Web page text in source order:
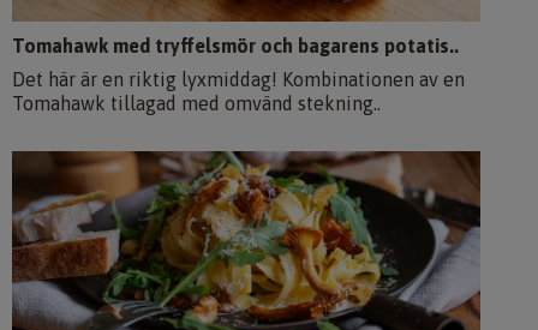
Tomahawk med tryffelsmör och bagarens potatis..
Det här är en riktig lyxmiddag! Kombinationen av en
Tomahawk tillagad med omvänd stekning..